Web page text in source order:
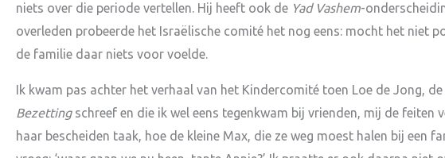
niets over die periode vertellen. Hij heeft ook de Yad Vashem-
overleden probeerde het Israëlische comité het nog eens: mocht het niet
de familie daar niets voor voelde.
Ik kwam pas achter het verhaal van het Kindercomité toen Loe de Jong,
Bezettingschreef en die ik wel eens tegenkwam bij vrienden, mij de feiten
haar bescheiden taak, hoe de kleine Max, die ze weg moest halen bij een